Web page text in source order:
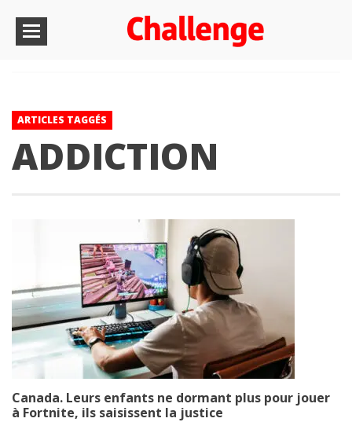
ARTICLES TAGGÉS
ADDICTION
Canada. Leurs enfants ne dormant plus pour jouer
à Fortnite, ils saisissent la justice